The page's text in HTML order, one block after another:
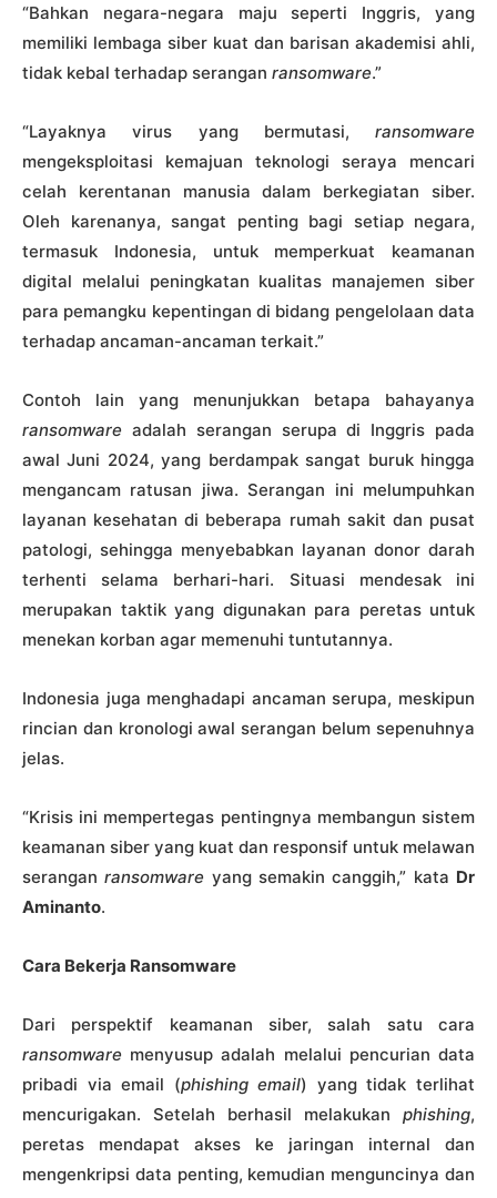
“Bahkan negara-negara maju seperti Inggris, yang
memiliki lembaga siber kuat dan barisan akademisi ahli,
tidak kebal terhadap serangan ransomware.”
“Layaknya virus yang bermutasi, ransomware
mengeksploitasi kemajuan teknologi seraya mencari
celah kerentanan manusia dalam berkegiatan siber.
Oleh karenanya, sangat penting bagi setiap negara,
termasuk Indonesia, untuk memperkuat keamanan
digital melalui peningkatan kualitas manajemen siber
para pemangku kepentingan di bidang pengelolaan data
terhadap ancaman-ancaman terkait.”
Contoh lain yang menunjukkan betapa bahayanya
ransomware adalah serangan serupa di Inggris pada
awal Juni 2024, yang berdampak sangat buruk hingga
mengancam ratusan jiwa. Serangan ini melumpuhkan
layanan kesehatan di beberapa rumah sakit dan pusat
patologi, sehingga menyebabkan layanan donor darah
terhenti selama berhari-hari. Situasi mendesak ini
merupakan taktik yang digunakan para peretas untuk
menekan korban agar memenuhi tuntutannya.
Indonesia juga menghadapi ancaman serupa, meskipun
rincian dan kronologi awal serangan belum sepenuhnya
jelas.
“Krisis ini mempertegas pentingnya membangun sistem
keamanan siber yang kuat dan responsif untuk melawan
seranganransomware yang semakin canggih,” kata Dr
Aminanto.
Cara Bekerja Ransomware
Dari perspektif keamanan siber, salah satu cara
ransomware menyusup adalah melalui pencurian data
pribadi via email (phishing email) yang tidak terlihat
mencurigakan. Setelah berhasil melakukan phishing,
peretas mendapat akses ke jaringan internal dan
mengenkripsi data penting, kemudian menguncinya dan